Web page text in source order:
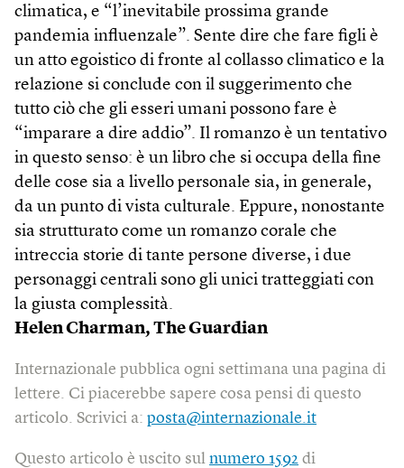
climatica, e “l’inevitabile prossima grande
pandemia influenzale”. Sente dire che fare figli è
un atto egoistico di fronte al collasso climatico e la
relazione si conclude con il suggerimento che
tutto ciò che gli esseri umani possono fare è
“imparare a dire addio”. Il romanzo è un tentativo
in questo senso: è un libro che si occupa della fine
delle cose sia a livello personale sia, in generale,
da un punto di vista culturale. Eppure, nonostante
sia strutturato come un romanzo corale che
intreccia storie di tante persone diverse, i due
personaggi centrali sono gli unici tratteggiati con
la giusta complessità.
Helen Charman, The Guardian
Internazionale pubblica ogni settimana una pagina di
lettere. Ci piacerebbe sapere cosa pensi di questo
articolo. Scrivici a: posta@internazionale.it
Questo articolo è uscito sul numero 1592 di